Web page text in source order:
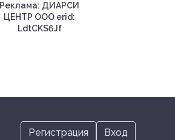
Реклама: ДИАРСИ
ЦЕНТР ООО erid:
LdtCKS6Jf
Регистрация Вход